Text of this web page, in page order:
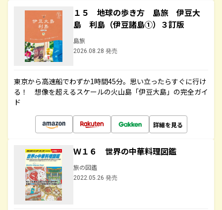
１５ 地球の歩き方 島旅 伊豆大
島 利島（伊豆諸島①）３訂版
島旅
2026.08.28 発売
東京から高速船でわずか1時間45分。思い立ったらすぐに行け
る！ 想像を超えるスケールの火山島「伊豆大島」の完全ガイ
ド
詳細を見る
Ｗ１６ 世界の中華料理図鑑
旅の図鑑
2022.05.26 発売